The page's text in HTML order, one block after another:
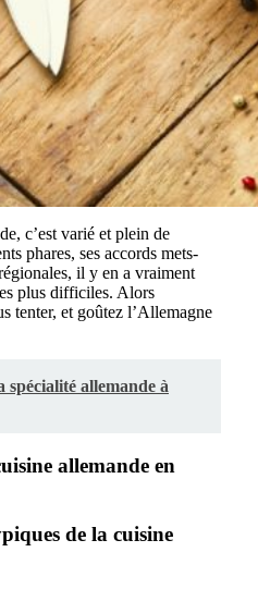
c’est varié et plein de
phares, ses accords mets-
il y en a vraiment
plus difficiles. Alors
tenter, et goûtez l’Allemagne
spécialité allemande à
allemande en
de la cuisine